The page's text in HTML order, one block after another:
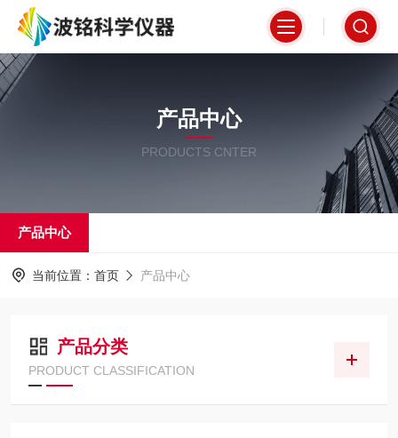
产品中心
PRODUCTS CNTER
产品中心
当前位置： 首页 产品中心
产品分类
PRODUCT CLASSIFICATION